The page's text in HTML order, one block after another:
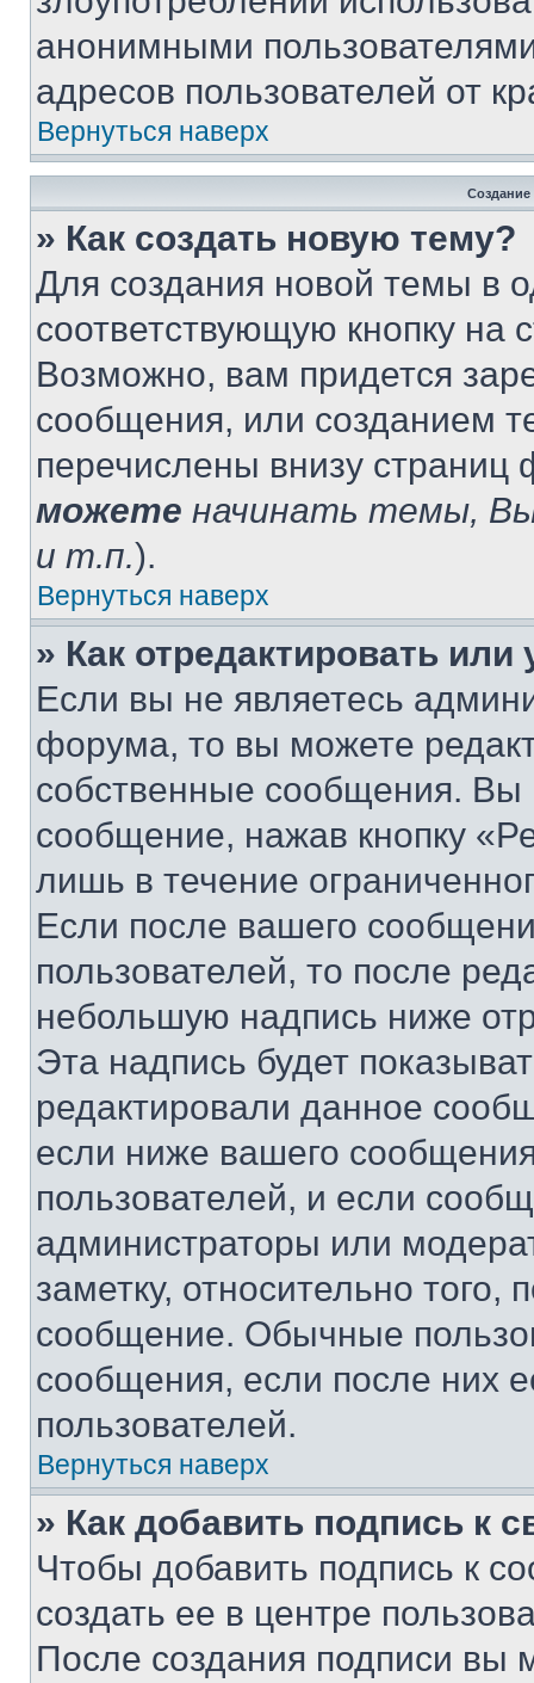
анонимными
адресов пользователей от
Вернуться наверх
» Как создать новую тему?
Для создания новой темы в
соответствующую кнопку
Возможно, вам придется
сообщения, или созданием
перечислены внизу
можете начинать темы,
и т.п.).
Вернуться наверх
» Как отредактировать
Если вы не являетесь
форума, то вы можете
собственные сообщения. Вы
сообщение, нажав кнопку
лишь в течение
Если после вашего
пользователей, то после
небольшую надпись ниже
Эта надпись будет
редактировали данное
если ниже вашего
пользователей, и если
администраторы или
заметку, относительно
сообщение. Обычные
сообщения, если после них
пользователей.
Вернуться наверх
» Как добавить подпись к
Чтобы добавить подпись к
создать ее в центре
После создания подписи вы